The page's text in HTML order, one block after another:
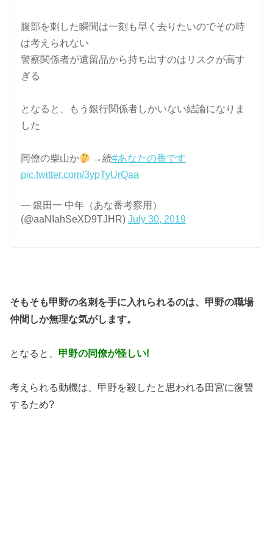
腹部を刺した瞬間は一刻も早く去りたいのでその時
は考えられない
警察関係者が遺留品から持ち出すのはリスクが高す
ぎる
となると、もう銀行関係者しかいない結論になりま
した
同僚の柴山か →続#あなたの番です
pic.twitter.com/3ypTyUrQaa
— 銀田一 中年（あな番考察用）
(@aaNIahSeXD9TJHR)July 30, 2019
そもそも甲野の名刺を手に入れられるのは、甲野の職場
仲間しか無理な気がします。
となると、 甲野の同僚が怪しい!
考えられる動機は、甲野を殺したと思われる田宮に復讐
するため?